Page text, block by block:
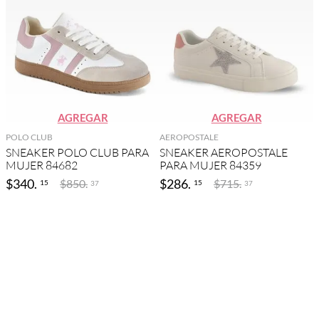
AGREGAR
POLO CLUB
SNEAKER POLO CLUB PARA
MUJER 84682
$340. 15 $850. 37
AGREGAR
AEROPOSTALE
SNEAKER AEROPOSTALE
PARA MUJER 84359
$286. 15 $715. 37